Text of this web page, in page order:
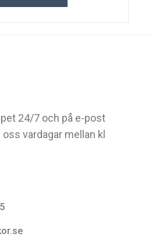
24/7 och på e-post
vardagar mellan kl